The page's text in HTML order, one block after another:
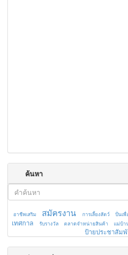
ค้นหา
อาชีพเสริม สมัครงาน การเลี้ยงสัตว์ ปั่นเพื่
เทศกาล
รับรางวัล ตลาดจำหน่ายสินค้า แม่บ้า
ป้ายประชาสัม